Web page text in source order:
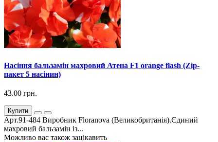
Насіння бальзамін махровий Атена F1 orange flash (Zip-
пакет 5 насінин)
43.00 грн.
Купити
Арт.91-484 Виробник Floranova (Великобританія).Єдиний
махровий бальзамін із...
Можливо вас також зацікавить